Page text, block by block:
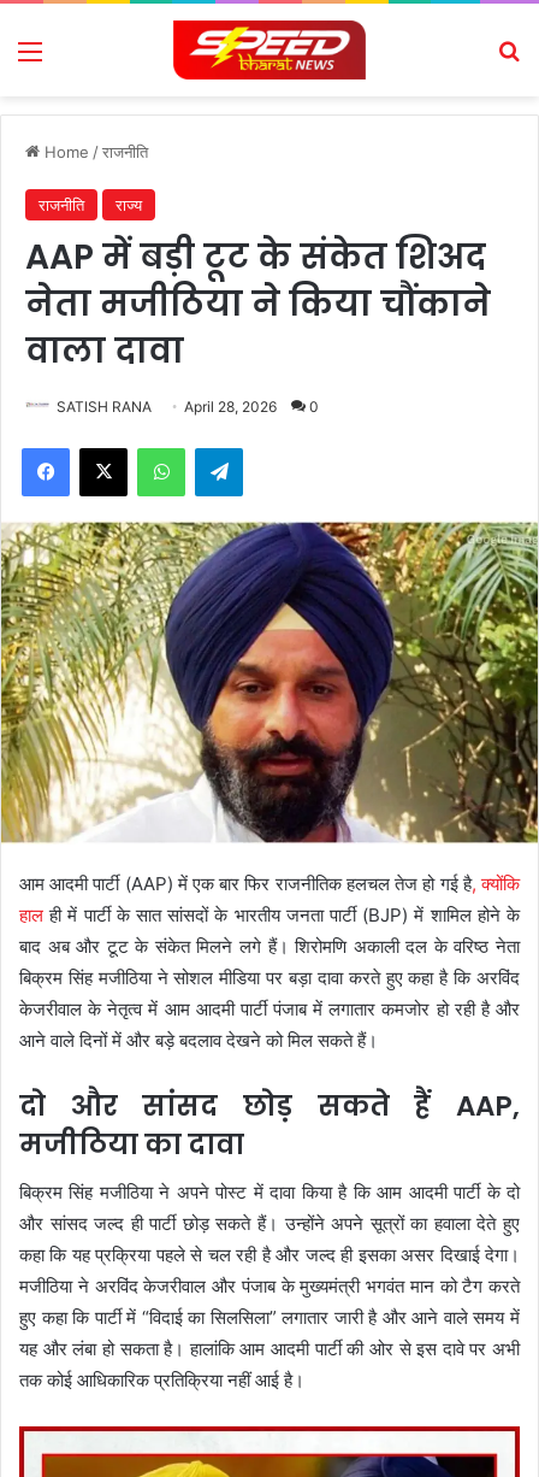
Menu
Home /राजनीति
राजनीति राज्य
AAP में बड़ी टूट के संकेत शिअद
नेता मजीठिया ने किया चौंकाने
वाला दावा
SATISH RANA April 28, 2026 0
Facebook
X WhatsAppTelegram
आम आदमी पार्टी (AAP) में एक बार फिर राजनीतिक हलचल तेज हो गई है, क्योंकि
हाल ही में पार्टी के सात सांसदों के भारतीय जनता पार्टी (BJP) में शामिल होने के
बाद अब और टूट के संकेत मिलने लगे हैं। शिरोमणि अकाली दल के वरिष्ठ नेता
बिक्रम सिंह मजीठिया ने सोशल मीडिया पर बड़ा दावा करते हुए कहा है कि अरविंद
केजरीवाल के नेतृत्व में आम आदमी पार्टी पंजाब में लगातार कमजोर हो रही है और
आने वाले दिनों में और बड़े बदलाव देखने को मिल सकते हैं।
दो और सांसद छोड़ सकते हैं AAP,
मजीठिया का दावा
बिक्रम सिंह मजीठिया ने अपने पोस्ट में दावा किया है कि आम आदमी पार्टी के दो
और सांसद जल्द ही पार्टी छोड़ सकते हैं। उन्होंने अपने सूत्रों का हवाला देते हुए
कहा कि यह प्रक्रिया पहले से चल रही है और जल्द ही इसका असर दिखाई देगा।
मजीठिया ने अरविंद केजरीवाल और पंजाब के मुख्यमंत्री भगवंत मान को टैग करते
हुए कहा कि पार्टी में “विदाई का सिलसिला” लगातार जारी है और आने वाले समय में
यह और लंबा हो सकता है। हालांकि आम आदमी पार्टी की ओर से इस दावे पर अभी
तक कोई आधिकारिक प्रतिक्रिया नहीं आई है।